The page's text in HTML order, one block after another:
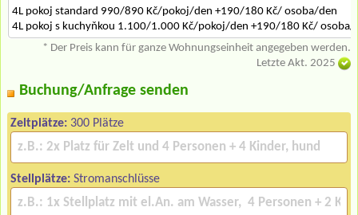
4L pokoj standard 990/890 Kč/pokoj/den +190/180 Kč/ osoba/den
4L pokoj s kuchyňkou 1.100/1.000 Kč/pokoj/den +190/180 Kč/ osoba/
* Der Preis kann für ganze Wohnungseinheit angegeben werden.
Letzte Akt. 2025
Buchung/Anfrage senden
Zeltplätze: 300 Plätze
Stellplätze: Stromanschlüsse